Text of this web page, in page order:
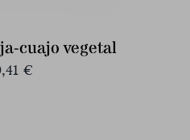
cuajo vegetal
€